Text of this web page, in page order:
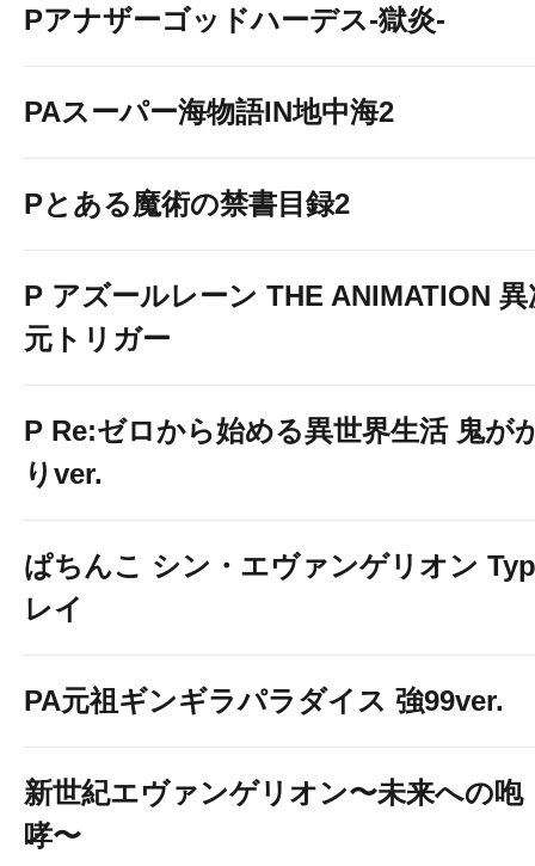
Pアナザーゴッドハーデス-獄炎-
PAスーパー海物語IN地中海2
Pとある魔術の禁書目録2
P アズールレーン THE ANIMATION 異
元トリガー
P Re:ゼロから始める異世界生活 鬼が
りver.
ぱちんこ シン・エヴァンゲリオン
レイ
PA元祖ギンギラパラダイス 強99ver.
新世紀エヴァンゲリオン〜未来への咆
哮〜